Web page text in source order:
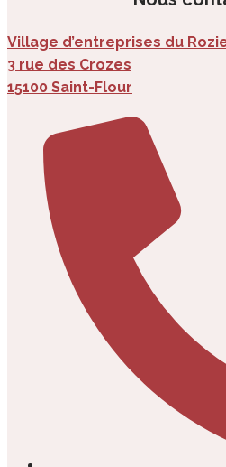
Village d’entreprises du
3 rue des Crozes
15100 Saint-Flour